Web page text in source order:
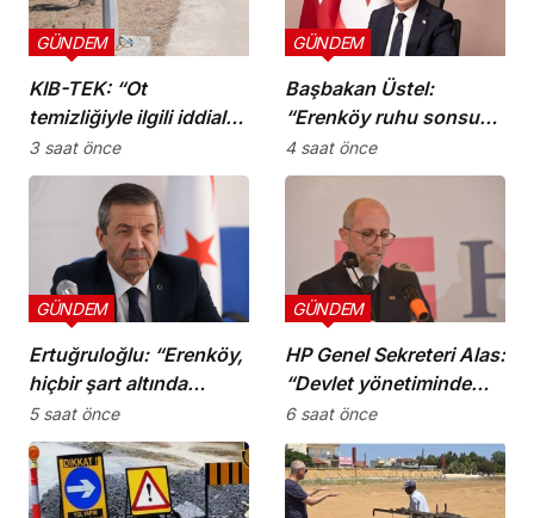
KIB-TEK: “Ot
temizliğiyle ilgili iddialar
doğru değil”
GÜNDEM
3 saat önce
Başbakan Üstel:
“Erenköy ruhu sonsuza
dek yaşayacaktır”
GÜNDEM
4 saat önce
Ertuğruloğlu: “Erenköy,
hiçbir şart altında
esareti kabul
etmeyeceğimizin en
açık kanıtıdır”
GÜNDEM
5 saat önce
HP Genel Sekreteri Alas:
“Devlet yönetiminde
köklü bir zihniyet
değişimine ihtiyaç var”
GÜNDEM
6 saat önce